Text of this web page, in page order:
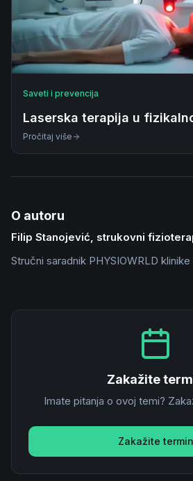
Saveti i prevencija
Laserska terapija u
Pročitaj više
O autoru
Filip Stanojević, strukovni
Stručni saradnik PHYSIOWRLD klinike
Zakažite
Imate pitanja o ovoj temi?
Zakažite termin